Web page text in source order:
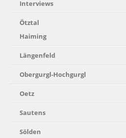
Interviews
Ötztal
Haiming
Längenfeld
Obergurgl-Hochgurgl
Oetz
Sautens
Sölden